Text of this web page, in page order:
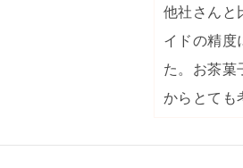
他社さんと
イドの精度
た。お茶菓
からとても